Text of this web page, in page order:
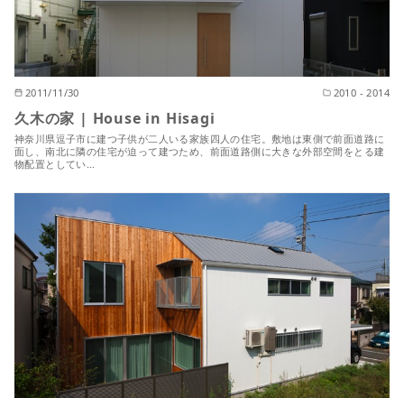
2011/11/30 2010 - 2014
久木の家 | House in Hisagi
神奈川県逗子市に建つ子供が二人いる家族四人の住宅。敷地は東側で前面道路に
面し、南北に隣の住宅が迫って建つため、前面道路側に大きな外部空間をとる建
物配置としてい…